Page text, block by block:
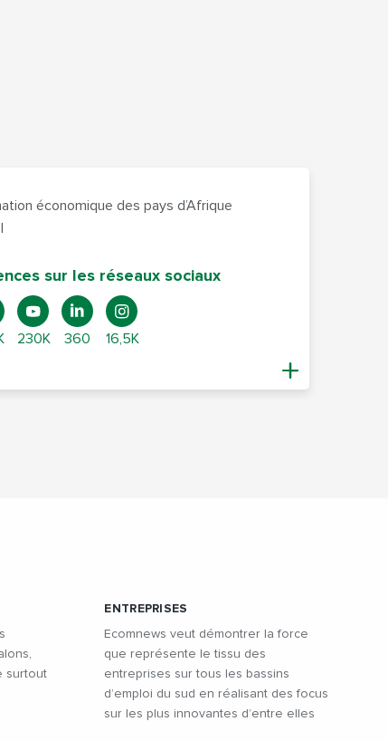
économique des pays d’Afrique
sur les réseaux sociaux
230K 360 16,5K
surtout
ENTREPRISES
Ecomnews veut démontrer la force
que représente le tissu des
entreprises sur tous les bassins
d’emploi du sud en réalisant des focus
sur les plus innovantes d’entre elles